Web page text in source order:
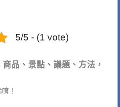
5/5 - (1 vote)
品、景點、議題、方法，
！